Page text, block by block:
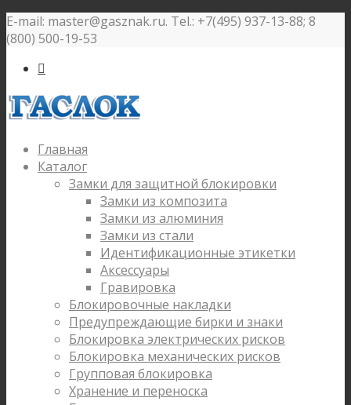
E-mail: master@gasznak.ru. Tel.: +7(495) 937-13-88; 8
(800) 500-19-53

Главная
Каталог
Замки для защитной блокировки
Замки из композита
Замки из алюминия
Замки из стали
Идентификационные этикетки
Аксессуары
Гравировка
Блокировочные накладки
Предупреждающие бирки и знаки
Блокировка электрических рисков
Блокировка механических рисков
Групповая блокировка
Хранение и переноска